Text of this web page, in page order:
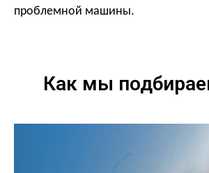
проблемной машины.
Как мы